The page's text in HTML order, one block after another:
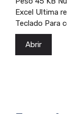
Excel Ultima
Teclado Para
Abrir